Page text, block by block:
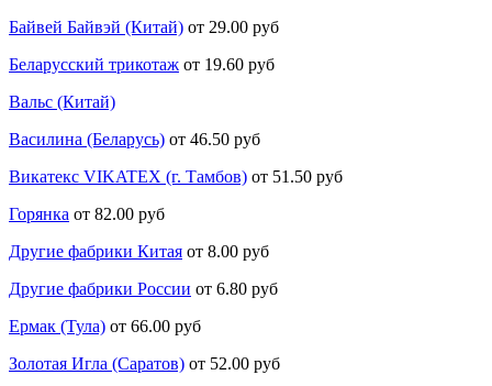
Байвей Байвэй (Китай) от 29.00 руб
Беларусский трикотаж от 19.60 руб
Вальс (Китай)
Василина (Беларусь) от 46.50 руб
Викатекс VIKATEX (г. Тамбов) от 51.50 руб
Горянка от 82.00 руб
Другие фабрики Китая от 8.00 руб
Другие фабрики России от 6.80 руб
Ермак (Тула) от 66.00 руб
Золотая Игла (Саратов) от 52.00 руб